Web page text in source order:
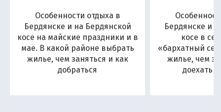
Особенности отдыха в
Бердянске и на Бердянской
косе на майские праздники и в
мае. В какой районе выбрать
жилье, чем заняться и как
добраться
Бердянске и
косе в
«бархатный
жилье, чем
доехать